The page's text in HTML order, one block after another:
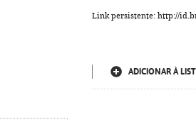
Link persistente: http://
ADICIONAR À